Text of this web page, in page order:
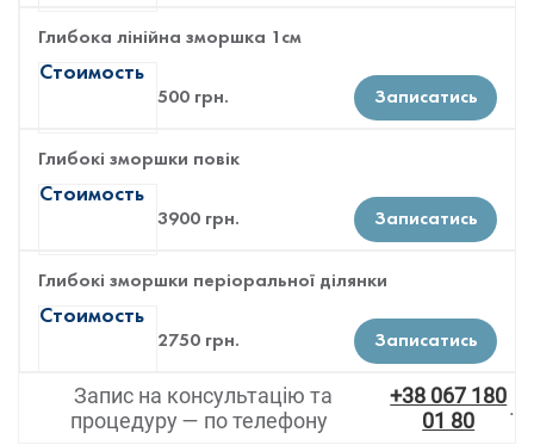
Глибока лінійна зморшка 1см
Стоимость
500 грн. Записатись
Глибокі зморшки повік
Стоимость
3900 грн. Записатись
Глибокі зморшки періоральної ділянки
Стоимость
2750 грн. Записатись
Запис на консультацію та
процедуру — по телефону
+38 067 180
01 80
.